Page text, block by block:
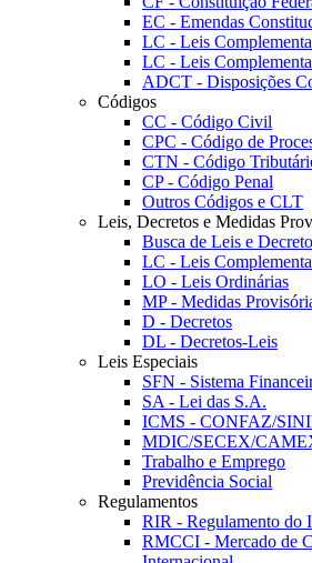
EC - Emendas
LC - Leis
LC - Leis
ADCT - Disposições
Códigos
CC - Código Civil
CPC - Código de
CTN - Código
CP - Código Penal
Outros Códigos e CLT
Leis, Decretos e Medidas
Busca de Leis e
LC - Leis
LO - Leis Ordinárias
MP - Medidas
D - Decretos
DL - Decretos-Leis
Leis Especiais
SFN - Sistema
SA - Lei das S.A.
ICMS - CONFAZ/
MDIC/SECEX/
Trabalho e Emprego
Previdência Social
Regulamentos
RIR - Regulamento do
RMCCI - Mercado de